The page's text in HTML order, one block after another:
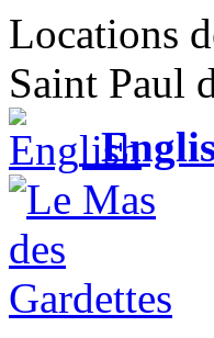
Locations
Saint Paul